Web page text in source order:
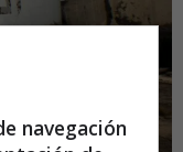
navegación